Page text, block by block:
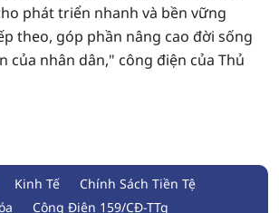
phát triển nhanh và bền vững
theo, góp phần nâng cao đời sống
của nhân dân," công điện của Thủ
Kinh Tế
Chính Sách Tiền Tệ
Công Điện 159/CĐ-TTg